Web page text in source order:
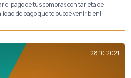
el pago de tus compras con tarjeta de
de pago que te puede venir bien!
28.10.2021